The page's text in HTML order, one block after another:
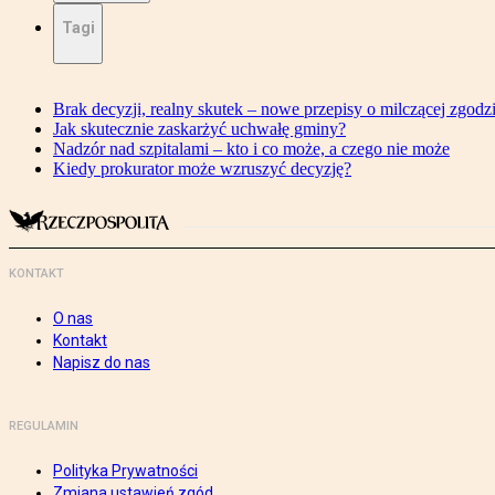
Tagi
Brak decyzji, realny skutek – nowe przepisy o milczącej
Jak skutecznie zaskarżyć uchwałę gminy?
Nadzór nad szpitalami – kto i co może, a czego nie może
Kiedy prokurator może wzruszyć decyzję?
KONTAKT
O nas
Kontakt
Napisz do nas
REGULAMIN
Polityka Prywatności